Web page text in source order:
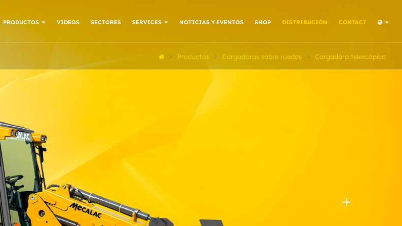
PRODUCTOS VIDEOS SECTORES SERVICES NOTICIAS Y EVENTOS SHOP DISTRIBUCIÓN CONTACT
Productos Cargadoras sobre ruedas Cargadora telescópica